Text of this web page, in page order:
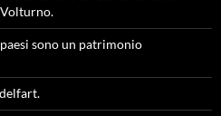
sono un patrimonio